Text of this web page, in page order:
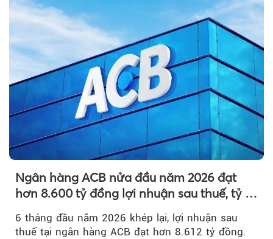
Ngân hàng ACB nửa đầu năm 2026 đạt
hơn 8.600 tỷ đồng lợi nhuận sau thuế, tỷ lệ
nợ xấu thấp nhất ngành
6 tháng đầu năm 2026 khép lại, lợi nhuận sau
thuế tại ngân hàng ACB đạt hơn 8.612 tỷ đồng.